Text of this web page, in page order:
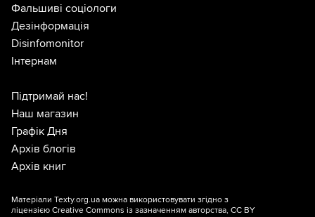
Фальшиві соціологи
Дезінформація
Disinfomonitor
Інтернам
Підтримай нас!
Наш магазин
Графік Дня
Архів блогів
Архів книг
Матеріали Texty.org.ua можна використовувати згідно з
ліцензією Creative Commons із зазначенням авторства, CC BY